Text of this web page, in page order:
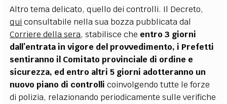
Altro tema delicato, quello dei controlli. Il Decreto,
qui consultabile nella sua bozza pubblicata dal
Corriere della sera, stabilisce che entro 3 giorni
dall’entrata in vigore del provvedimento, i Prefetti
sentiranno il Comitato provinciale di ordine e
sicurezza, ed entro altri 5 giorni adotteranno un
nuovo piano di controllicoinvolgendo tutte le forze
di polizia, relazionando periodicamente sulle verifiche